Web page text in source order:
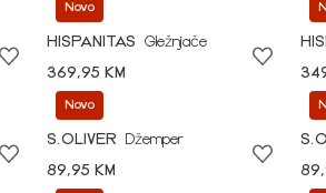
Novo
HISPANITAS
Gležnjače
369,95 KM
Novo
S.OLIVER
Džemper
89,95 KM